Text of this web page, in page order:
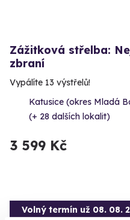
Zážitková střelba:
zbraní
Vypálíte 13 výstřelů!
Katusice (okres Mladá
(+ 28 dalších lokalit)
3 599 Kč
Volný termín už 08. 08.